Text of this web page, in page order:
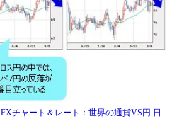
FXチャート＆レート：世界の通貨VS円 日